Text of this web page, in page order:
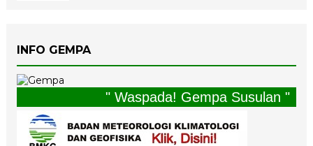
INFO GEMPA
" Waspada! Gempa Susulan "